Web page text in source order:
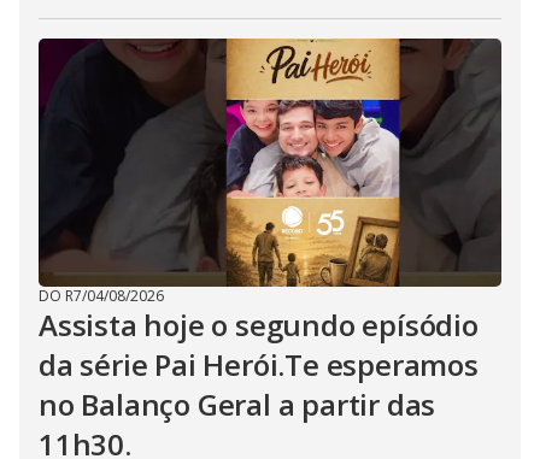
DO R7/04/08/2026
Assista hoje o segundo epísódio
da série Pai Herói.Te esperamos
no Balanço Geral a partir das
11h30.